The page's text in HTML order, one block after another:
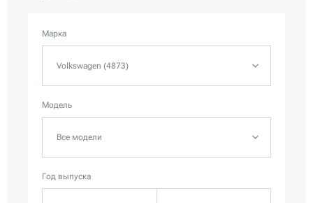
Марка
Volkswagen (4873)
Модель
Все модели
Год выпуска